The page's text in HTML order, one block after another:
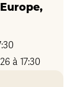
à 17:30